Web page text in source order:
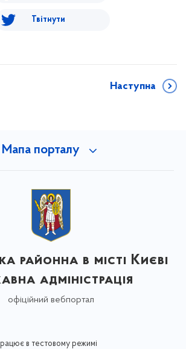
Твітнути
Наступна
Мапа порталу
районна в місті Києві
адміністрація
офіційний вебпортал
в тестовому режимі